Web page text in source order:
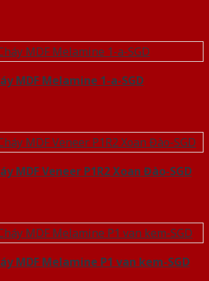
MDF Melamine 1-a-SGD
MDF Veneer P1R2 Xoan Đào-SGD
MDF Melamine P1 van kem-SGD